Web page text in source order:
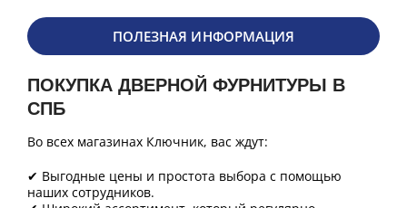
ПОЛЕЗНАЯ ИНФОРМАЦИЯ
ПОКУПКА ДВЕРНОЙ ФУРНИТУРЫ В
СПБ
Во всех магазинах Ключник, вас ждут:
✔ Выгодные цены и простота выбора с помощью
наших сотрудников.